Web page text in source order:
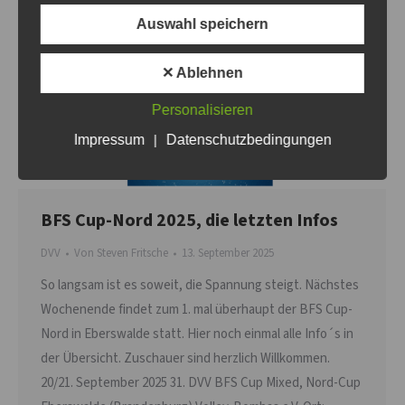
Weidener Sportfreunde – SV Einheit Ueckermünde
25:17 26:24 Angermünder Ballsportler – Wartenberger SV
14:25 9:25 SV Einheit Ueckermünde –…
BFS Cup-Nord 2025, die letzten Infos
DVV Von Steven Fritsche 13. September 2025
So langsam ist es soweit, die Spannung steigt. Nächstes
Wochenende findet zum 1. mal überhaupt der BFS Cup-
Nord in Eberswalde statt. Hier noch einmal alle Info´s in
der Übersicht. Zuschauer sind herzlich Willkommen.
20/21. September 2025 31. DVV BFS Cup Mixed, Nord-Cup
Auswahl speichern
✕ Ablehnen
Personalisieren
Impressum
| Datenschutzbedingungen